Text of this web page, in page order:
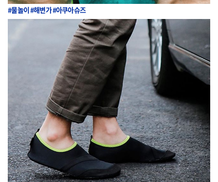
#물놀이 #해변가 #아쿠아슈즈